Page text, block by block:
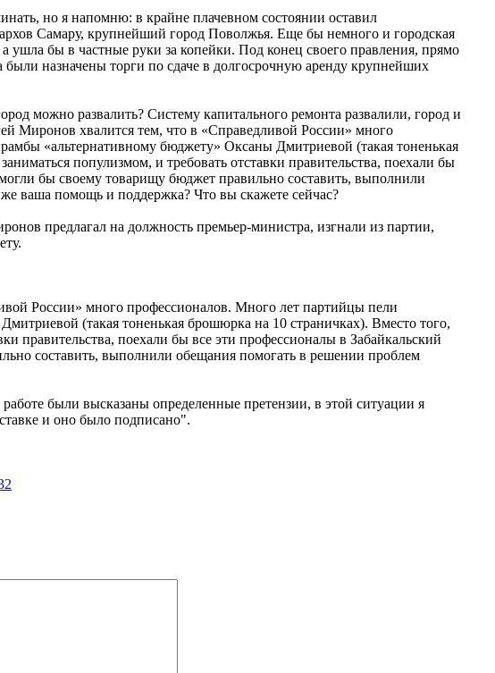
но я напомню: в крайне плачевном состоянии оставил
Самару, крупнейший город Поволжья. Еще бы немного и городская
ушла бы в частные руки за копейки. Под конец своего правления, прямо
назначены торги по сдаче в долгосрочную аренду крупнейших
можно развалить? Систему капитального ремонта развалили, город и
Миронов хвалится тем, что в «Справедливой России» много
«альтернативному бюджету» Оксаны Дмитриевой (такая тоненькая
популизмом, и требовать отставки правительства, поехали бы
бы своему товарищу бюджет правильно составить, выполнили
ваша помощь и поддержка? Что вы скажете сейчас?
предлагал на должность премьер-министра, изгнали из партии,
России» много профессионалов. Много лет партийцы пели
(такая тоненькая брошюрка на 10 страничках). Вместо того,
правительства, поехали бы все эти профессионалы в Забайкальский
составить, выполнили обещания помогать в решении проблем
были высказаны определенные претензии, в этой ситуации я
и оно было подписано".